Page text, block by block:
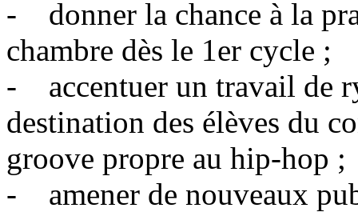
- donner la chance à la
chambre dès le 1er cycle ;
- accentuer un travail de
destination des élèves du
groove propre au hip-hop ;
- amener de nouveaux